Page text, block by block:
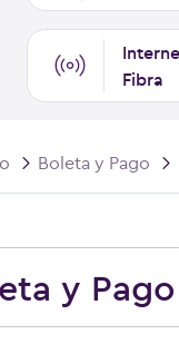
Fibra
Boleta y Pago
y Pago